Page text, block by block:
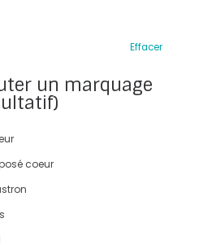
Effacer
un marquage
coeur